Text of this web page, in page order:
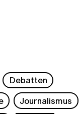
Debatten
Journalismus